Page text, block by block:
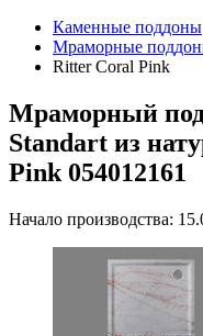
Каменные поддоны
Мраморные
Ritter Coral Pink
Мраморный
Standart из
Pink 054012161
Начало производства: